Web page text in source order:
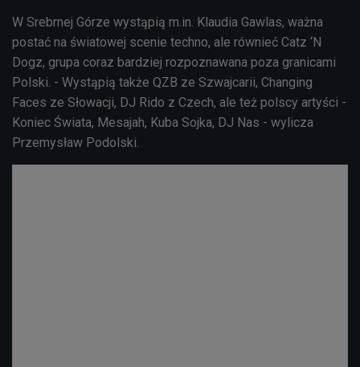
W Srebrnej Górze wystąpią m.in. Klaudia Gawlas, ważna
postać na światowej scenie techno, ale równieć Catz ‘N
Dogz, grupa coraz bardziej rozpoznawana poza granicami
Polski. - Wystąpią także QZB ze Szwajcarii, Changing
Faces ze Słowacji, DJ Rido z Czech, ale też polscy artyści -
Koniec Świata, Mesajah, Kuba Sojka, DJ Nas - wylicza
Przemysław Podolski.